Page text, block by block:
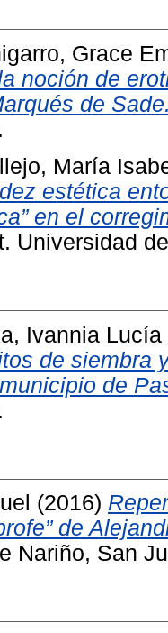
Grace
noción de
de
María
estética
en el
Universidad
Ivannia Lucía
de siembra
de
(2016)
de
Nariño, San